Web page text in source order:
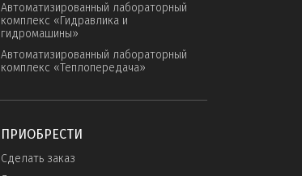
Автоматизированный лабораторный
комплекс «Гидравлика и
гидромашины»
Автоматизированный лабораторный
комплекс «Теплопередача»
ПРИОБРЕСТИ
Сделать заказ